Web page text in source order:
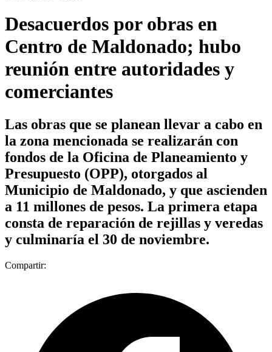
Desacuerdos por obras en
Centro de Maldonado; hubo
reunión entre autoridades y
comerciantes
Las obras que se planean llevar a cabo en
la zona mencionada se realizarán con
fondos de la Oficina de Planeamiento y
Presupuesto (OPP), otorgados al
Municipio de Maldonado, y que ascienden
a 11 millones de pesos. La primera etapa
consta de reparación de rejillas y veredas
y culminaría el 30 de noviembre.
Compartir: